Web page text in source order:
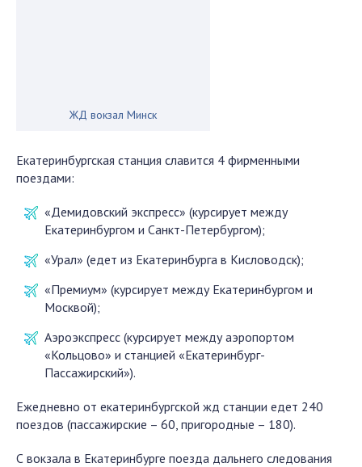
ЖД вокзал Минск
Екатеринбургская станция славится 4 фирменными
поездами:
«Демидовский экспресс» (курсирует между
Екатеринбургом и Санкт-Петербургом);
«Урал» (едет из Екатеринбурга в Кисловодск);
«Премиум» (курсирует между Екатеринбургом и
Москвой);
Аэроэкспресс (курсирует между аэропортом
«Кольцово» и станцией «Екатеринбург-
Пассажирский»).
Ежедневно от екатеринбургской жд станции едет 240
поездов (пассажирские – 60, пригородные – 180).
С вокзала в Екатеринбурге поезда дальнего следования